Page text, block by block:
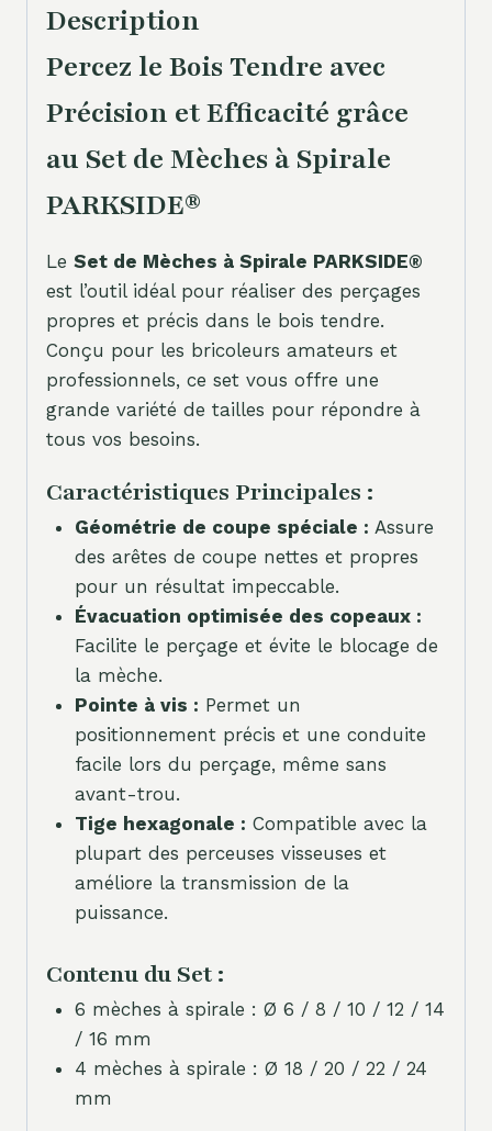
Description
Percez le Bois Tendre avec
Précision et Efficacité grâce
au Set de Mèches à Spirale
PARKSIDE®
Le Set de Mèches à Spirale PARKSIDE®
est l’outil idéal pour réaliser des perçages
propres et précis dans le bois tendre.
Conçu pour les bricoleurs amateurs et
professionnels, ce set vous offre une
grande variété de tailles pour répondre à
tous vos besoins.
Caractéristiques Principales :
Géométrie de coupe spéciale : Assure
des arêtes de coupe nettes et propres
pour un résultat impeccable.
Évacuation optimisée des copeaux :
Facilite le perçage et évite le blocage de
la mèche.
Pointe à vis : Permet un
positionnement précis et une conduite
facile lors du perçage, même sans
avant-trou.
Tige hexagonale : Compatible avec la
plupart des perceuses visseuses et
améliore la transmission de la
puissance.
Contenu du Set :
6 mèches à spirale : Ø 6 / 8 / 10 / 12 / 14
/ 16 mm
4 mèches à spirale : Ø 18 / 20 / 22 / 24
mm